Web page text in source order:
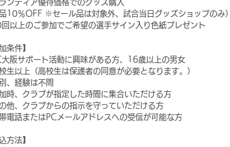
ンティア優待価格でのグッズ購入
品10％OFF ※セール品は対象外、試合当日グッズショップのみ）
回以上のご参加でご希望の選手サイン入り色紙プレゼント
条件】
大阪サポート活動に興味がある方、16歳以上の男女
生以上（高校生は保護者の同意が必要となります。）
、経験は不問
加時、クラブが指定した時間に集合いただける方
の他、クラブからの指示を守っていただける方
帯電話またはPCメールアドレスへの受信が可能な方
方法】